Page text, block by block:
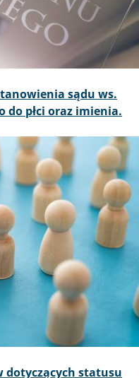
sądu ws.
płci oraz imienia.
dotyczących statusu